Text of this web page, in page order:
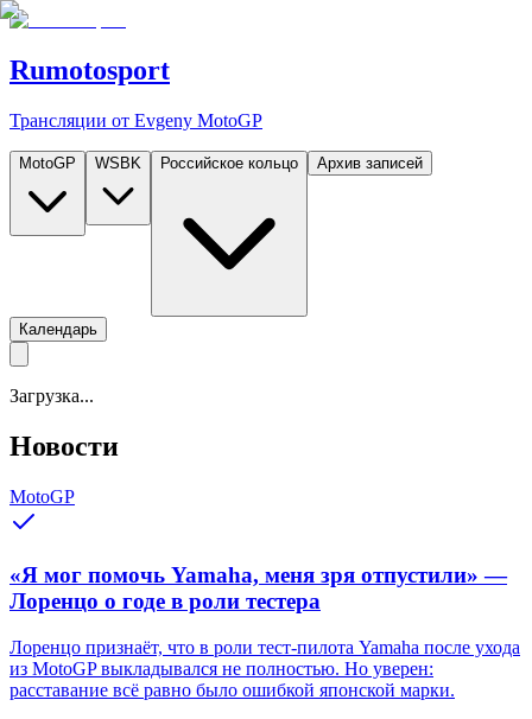
Rumotosport
Трансляции от Evgeny MotoGP
MotoGP WSBK Российское кольцо Архив записей
Календарь
Загрузка...
Новости
MotoGP
«Я мог помочь Yamaha, меня зря отпустили» —
Лоренцо о годе в роли тестера
Лоренцо признаёт, что в роли тест-пилота Yamaha после ухода
из MotoGP выкладывался не полностью. Но уверен:
расставание всё равно было ошибкой японской марки.